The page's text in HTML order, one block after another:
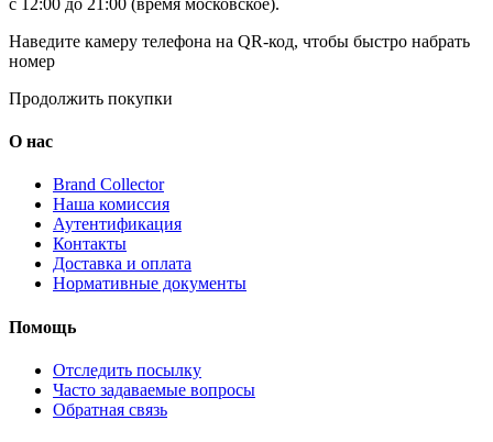
Наведите камеру телефона на QR-код, чтобы быстро набрать
номер
Продолжить покупки
О нас
Brand Collector
Наша комиссия
Аутентификация
Контакты
Доставка и оплата
Нормативные документы
Помощь
Отследить посылку
Часто задаваемые вопросы
Обратная связь